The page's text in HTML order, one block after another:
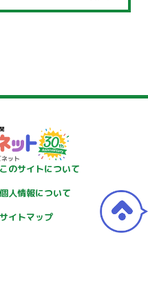
このサイトについて
個人情報について
サイトマップ